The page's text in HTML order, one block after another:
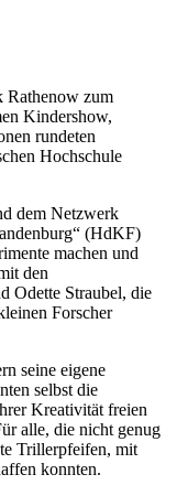
Rathenow zum
Kindershow,
rundeten
Hochschule
dem Netzwerk
(HdKF)
machen und
den
Odette Straubel, die
Forscher
seine eigene
selbst die
Kreativität freien
alle, die nicht genug
Trillerpfeifen, mit
konnten.